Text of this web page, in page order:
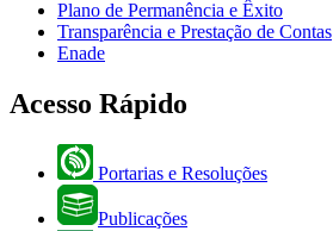
Plano de Permanência e Êxito
Transparência e Prestação de Contas
Enade
Acesso Rápido
Portarias e Resoluções
Publicações